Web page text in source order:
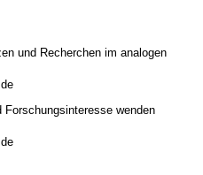
und Recherchen im analogen
wenden